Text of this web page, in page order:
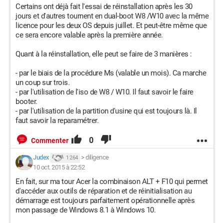
Certains ont déjà fait l'essai de réinstallation après les 30
jours et d'autres tournent en dual-boot W8 /W10 avec la même
licence pour les deux OS depuis juillet. Et peut-être même que
ce sera encore valable après la première année.
Quant à la réinstallation, elle peut se faire de 3 manières :
- par le biais de la procédure Ms (valable un mois). Ca marche
un coup sur trois.
- par l'utilisation de l'iso de W8 / W10. Il faut savoir le faire
booter.
- par l'utilisation de la partition d'usine qui est toujours là. Il
faut savoir la reparamétrer.
Commenter 0
Judex 1 264 > diligence
10 oct. 2015 à 22:52
En fait, sur ma tour Acer la combinaison ALT + F10 qui permet
d'accéder aux outils de réparation et de réinitialisation au
démarrage est toujours parfaitement opérationnelle après
mon passage de Windows 8.1 à Windows 10.